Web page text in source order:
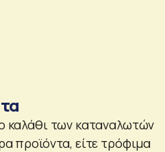
καλάθι των καταναλωτών
προϊόντα, είτε τρόφιμα